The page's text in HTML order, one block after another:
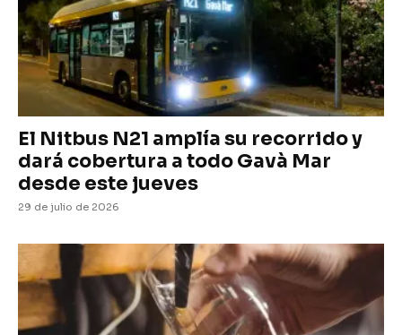
El Nitbus N21 amplía su recorrido y
dará cobertura a todo Gavà Mar
desde este jueves
29 de julio de 2026